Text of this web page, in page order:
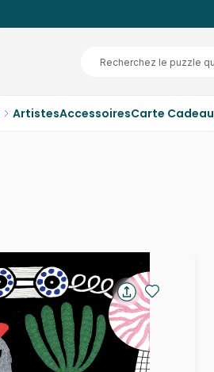
ArtistesAccessoiresCarte Cadeau